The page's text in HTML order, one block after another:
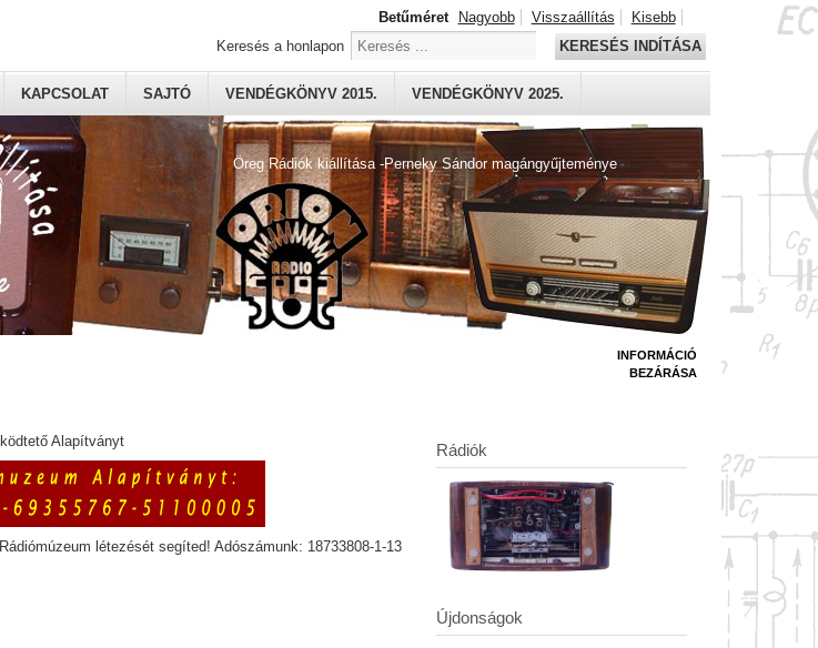
Öreg Rádiók kiállítása -Perneky Sándor magángyűjteménye
KAPCSOLAT SAJTÓ VENDÉGKÖNYV 2015. VENDÉGKÖNYV 2025.
Betűméret Nagyobb Visszaállítás
Kisebb
Keresés a honlapon
KERESÉS INDÍTÁSA
Alapítványt
létezését segíted! Adószámunk: 18733808-1-13
INFORMÁCIÓ
BEZÁRÁSA
Rádiók
Újdonságok